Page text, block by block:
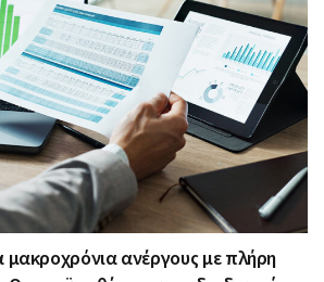
μακροχρόνια ανέργους με πλήρη